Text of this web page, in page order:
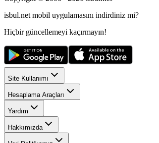
isbul.net mobil uygulamasını indirdiniz mi?
Hiçbir güncellemeyi kaçırmayın!
Site Kullanımı
Hesaplama Araçları
Yardım
Hakkımızda